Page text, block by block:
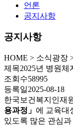
언론
공지사항
공지사항
HOME > 소식광장
제목2025년 병원체
조회수58995
등록일2025-08-18
한국보건복지인재
용과정」 에 교육대
있도록 많은 관심